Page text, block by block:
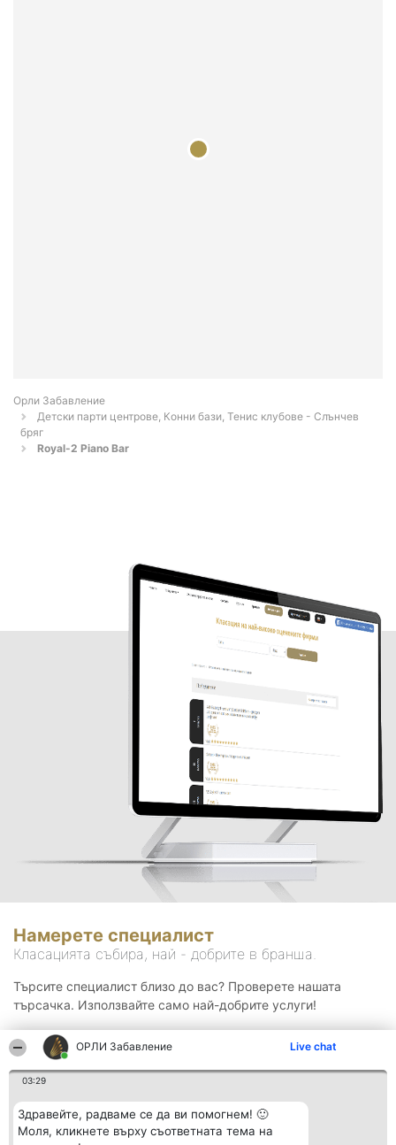
ОРЛИ Забавление Live chat
03:29
Здравейте, радваме се да ви помогнем! 🙂
Моля, кликнете върху съответната тема на
Орли Забавление
Детски парти центрове, Конни бази, Тенис клубове - Слънчев
бряг
Royal-2 Piano Bar
Намерете специалист
Класацията събира, най - добрите в бранша.
Търсите специалист близо до вас? Проверете нашата
търсачка. Използвайте само най-добрите услуги!